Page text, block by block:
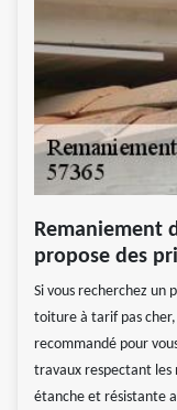
Remaniement
propose des
Si vous recherchez un
toiture à tarif pas
recommandé pour
travaux respectant
étanche et résistante